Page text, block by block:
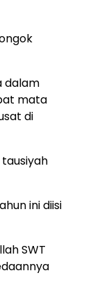
dalam
mata
di
ini diisi
SWT